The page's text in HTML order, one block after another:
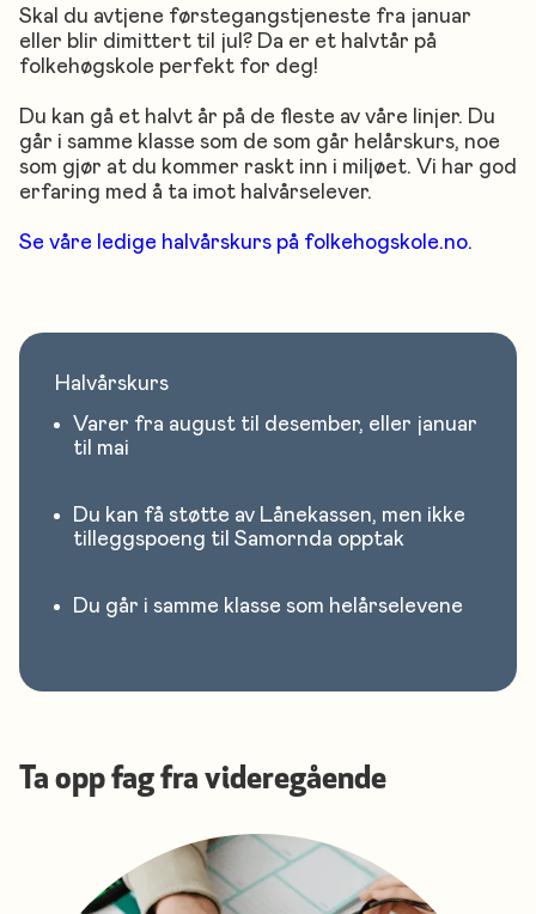
Skal du avtjene førstegangstjeneste fra januar
eller blir dimittert til jul? Da er et halvtår på
folkehøgskole perfekt for deg!
Du kan gå et halvt år på de fleste av våre linjer. Du
går i samme klasse som de som går helårskurs, noe
som gjør at du kommer raskt inn i miljøet. Vi har god
erfaring med å ta imot halvårselever.
Se våre ledige halvårskurs på folkehogskole.no.
Halvårskurs
Varer fra august til desember, eller januar
til mai
Du kan få støtte av Lånekassen, men ikke
tilleggspoeng til Samornda opptak
Du går i samme klasse som helårselevene
Ta opp fag fra videregående